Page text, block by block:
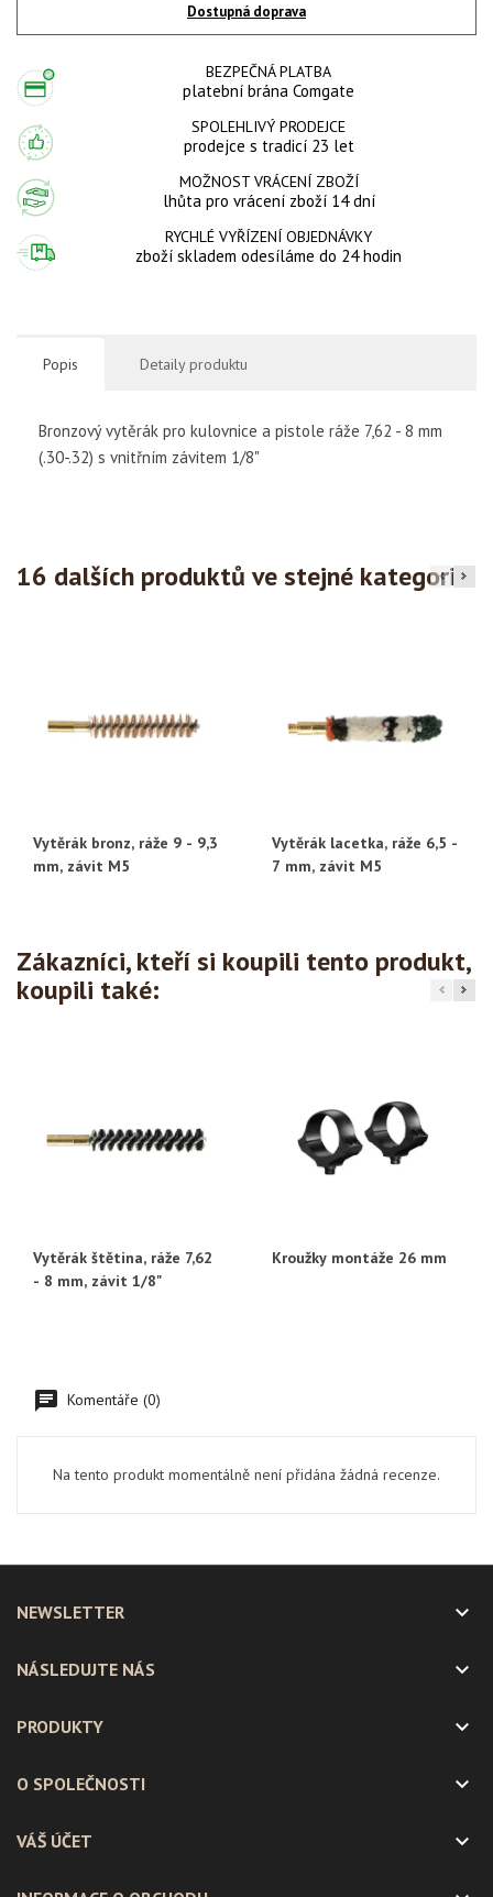
Dostupná doprava
BEZPEČNÁ PLATBA
platební brána Comgate
SPOLEHLIVÝ PRODEJCE
prodejce s tradicí 23 let
MOŽNOST VRÁCENÍ ZBOŽÍ
lhůta pro vrácení zboží 14 dní
RYCHLÉ VYŘÍZENÍ OBJEDNÁVKY
zboží skladem odesíláme do 24 hodin
Popis Detaily produktu
Bronzový vytěrák pro kulovnice a pistole ráže 7,62 - 8 mm
(.30-.32) s vnitřním závitem 1/8"
16 dalších produktů ve stejné kategorii:
Vytěrák bronz, ráže 9 - 9,3
mm, závit M5
Vytěrák lacetka, ráže 6,5 -
7 mm, závit M5
Zákazníci, kteří si koupili tento produkt,
koupili také:
Vytěrák štětina, ráže 7,62
- 8 mm, závit 1/8"
Kroužky montáže 26 mm
Komentáře (0)
Na tento produkt momentálně není přidána žádná recenze.
NEWSLETTER 
NÁSLEDUJTE NÁS 
PRODUKTY 
O SPOLEČNOSTI 
VÁŠ ÚČET 